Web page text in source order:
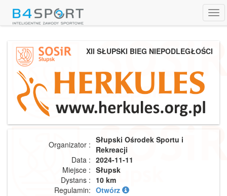
XII SŁUPSKI BIEG NIEPODLEGŁOŚCI
Organizator : Słupski Ośrodek Sportu i
Rekreacji
Data : 2024-11-11
Miejsce : Słupsk
Dystans : 10 km
Regulamin: Otwórz